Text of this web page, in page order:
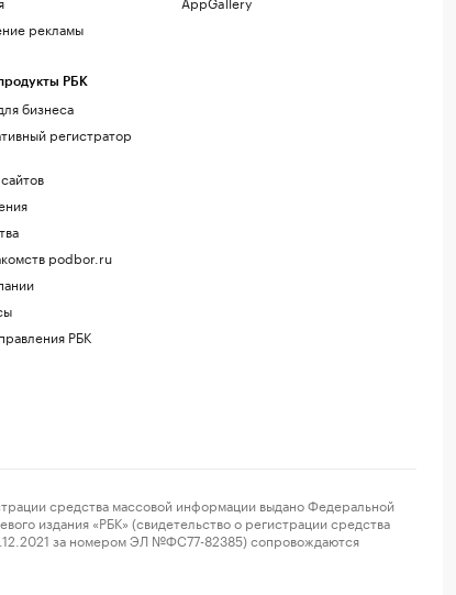
рекламы
РБК
бизнеса
регистратор
podbor.ru
РБК
средства массовой информации выдано Федеральной
издания «РБК» (свидетельство о регистрации средства
за номером ЭЛ №ФС77-82385) сопровождаются